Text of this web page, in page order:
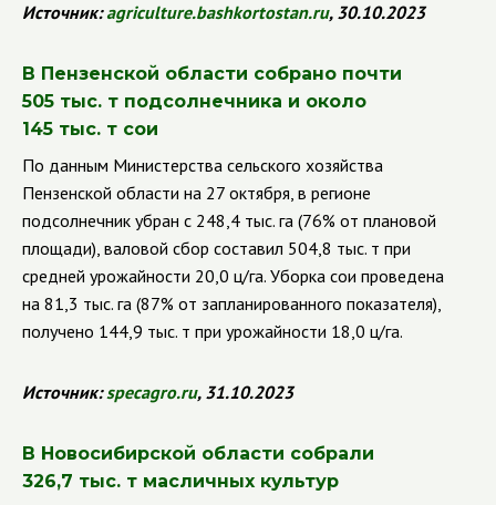
Источник:agriculture.bashkortostan.ru, 30.10.2023
В Пензенской области собрано почти
505 тыс. т подсолнечника и около
145 тыс. т сои
По данным Министерства сельского хозяйства
Пензенской области на 27 октября, в регионе
подсолнечник убран с 248,4 тыс. га (76% от плановой
площади), валовой сбор составил 504,8 тыс. т при
средней урожайности 20,0 ц/га. Уборка сои проведена
на 81,3 тыс. га (87% от запланированного показателя),
получено 144,9 тыс. т при урожайности 18,0 ц/га.
Источник:specagro.ru, 31.10.2023
В Новосибирской области собрали
326,7 тыс. т масличных культур